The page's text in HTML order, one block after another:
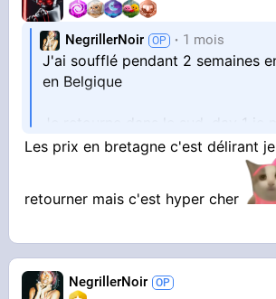
NegrillerNoir 1 mois
J'ai soufflé pendant 2 semaines
en Belgique
Je retourne dans le sud, day 1 je
degrés
Ça commence a être invivable,
descendent vivre dans le sud(et
Faut justement acheter dans le
comprends pas pourquoi le prix
Les prix en bretagne c'est délirant
retourner mais c'est hyper cher
NegrillerNoir